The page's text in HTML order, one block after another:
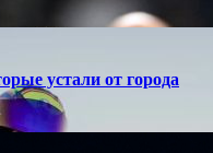
устали от города